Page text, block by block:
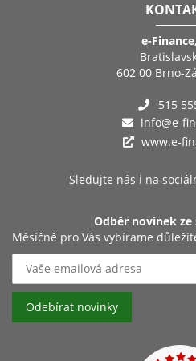
e-
602 00 Brno-
515
info@e-
www.e-
Sledujte nás i na
Odběr novinek
Měsíčně pro Vás vybírame